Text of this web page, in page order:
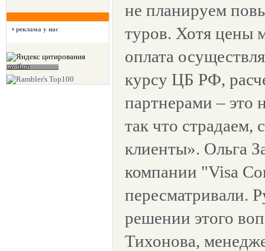
реклама у нас
не планируем
туров. Хотя цены
оплата
курсу ЦБ РФ,
партнерами – это
так что страдаем,
клиенты». Ольга
компании "Visa
пересматривали.
решении этого
Тихонова,